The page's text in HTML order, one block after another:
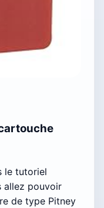
le tutoriel
allez pouvoir
de type Pitney